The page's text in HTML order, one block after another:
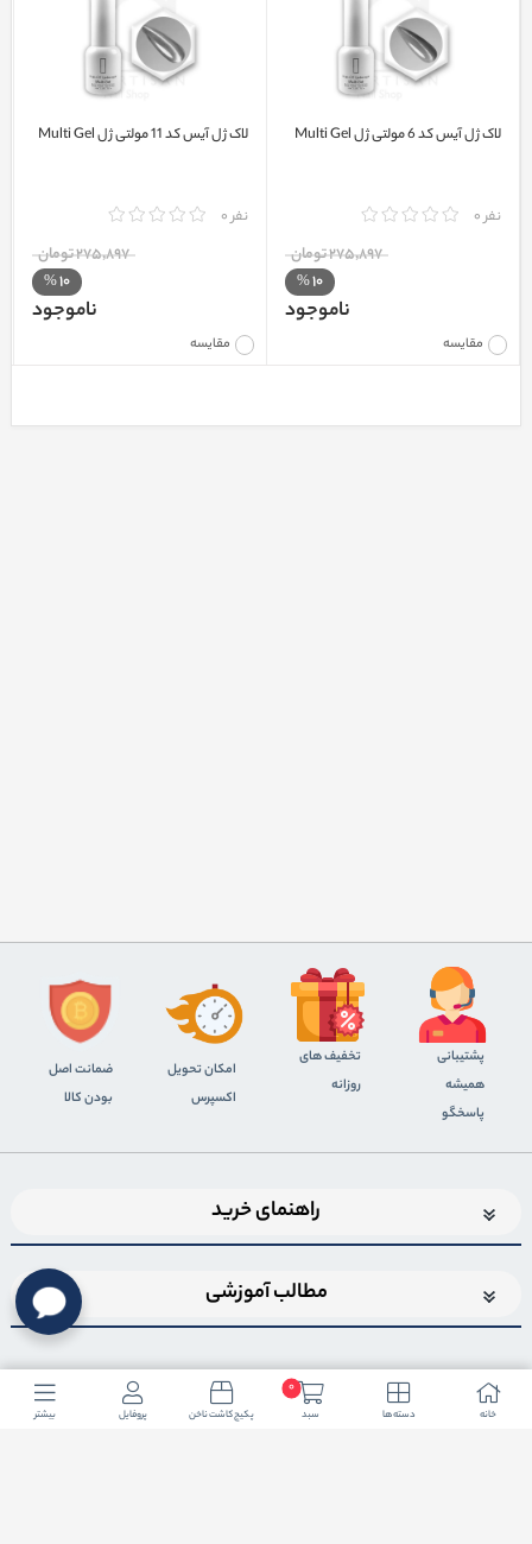
لاک ژل آیس کد 6 مولتی ژل Multi Gel
نفر 0
مقایسه
275٬897 تومان
10
%
ناموجود
لاک ژل آیس کد 11 مولتی ژل Multi Gel
نفر 0
مقایسه
275٬897 تومان
10
%
ناموجود
خانه دسته ها
0
سبد پکیج کاشت ناخن پروفایل بیشتر
پشتیبانی
همیشه
پاسخگو
تخفیف های
روزانه
اﻣﮑﺎن ﺗﺤﻮﯾﻞ
اﮐﺴﭙﺮس
ضمانت اصل
بودن کالا
راهنمای خرید
مطالب آموزشی